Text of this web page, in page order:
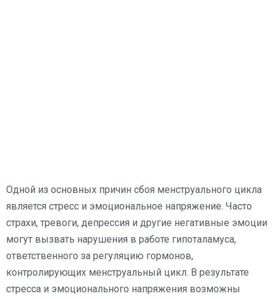
Одной из основных причин сбоя менструального цикла
является стресс и эмоциональное напряжение. Часто
страхи, тревоги, депрессия и другие негативные эмоции
могут вызвать нарушения в работе гипоталамуса,
ответственного за регуляцию гормонов,
контролирующих менструальный цикл. В результате
стресса и эмоционального напряжения возможны